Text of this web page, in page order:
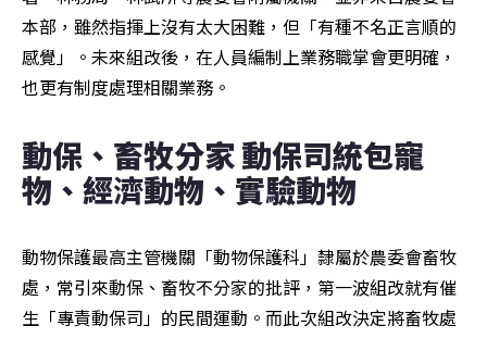
本部，雖然指揮上沒有太大困難，但「有種不名正言順的
感覺」。未來組改後，在人員編制上業務職掌會更明確，
也更有制度處理相關業務。
動保、畜牧分家 動保司統包寵
物、經濟動物、實驗動物
動物保護最高主管機關「動物保護科」隸屬於農委會畜牧
處，常引來動保、畜牧不分家的批評，第一波組改就有催
生「專責動保司」的民間運動。而此次組改決定將畜牧處